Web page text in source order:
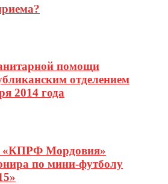
помощи
отделением
2014 года
«КПРФ Мордовия»
по мини-футболу